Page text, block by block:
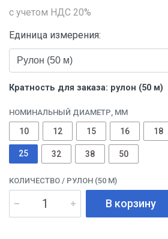
с учетом НДС 20%
Единица измерения:
Кратность для заказа: рулон (50 м)
НОМИНАЛЬНЫЙ ДИАМЕТР, ММ
10 12 15 16 18
25 32 38 50
КОЛИЧЕСТВО / РУЛОН (50 М)
В корзину